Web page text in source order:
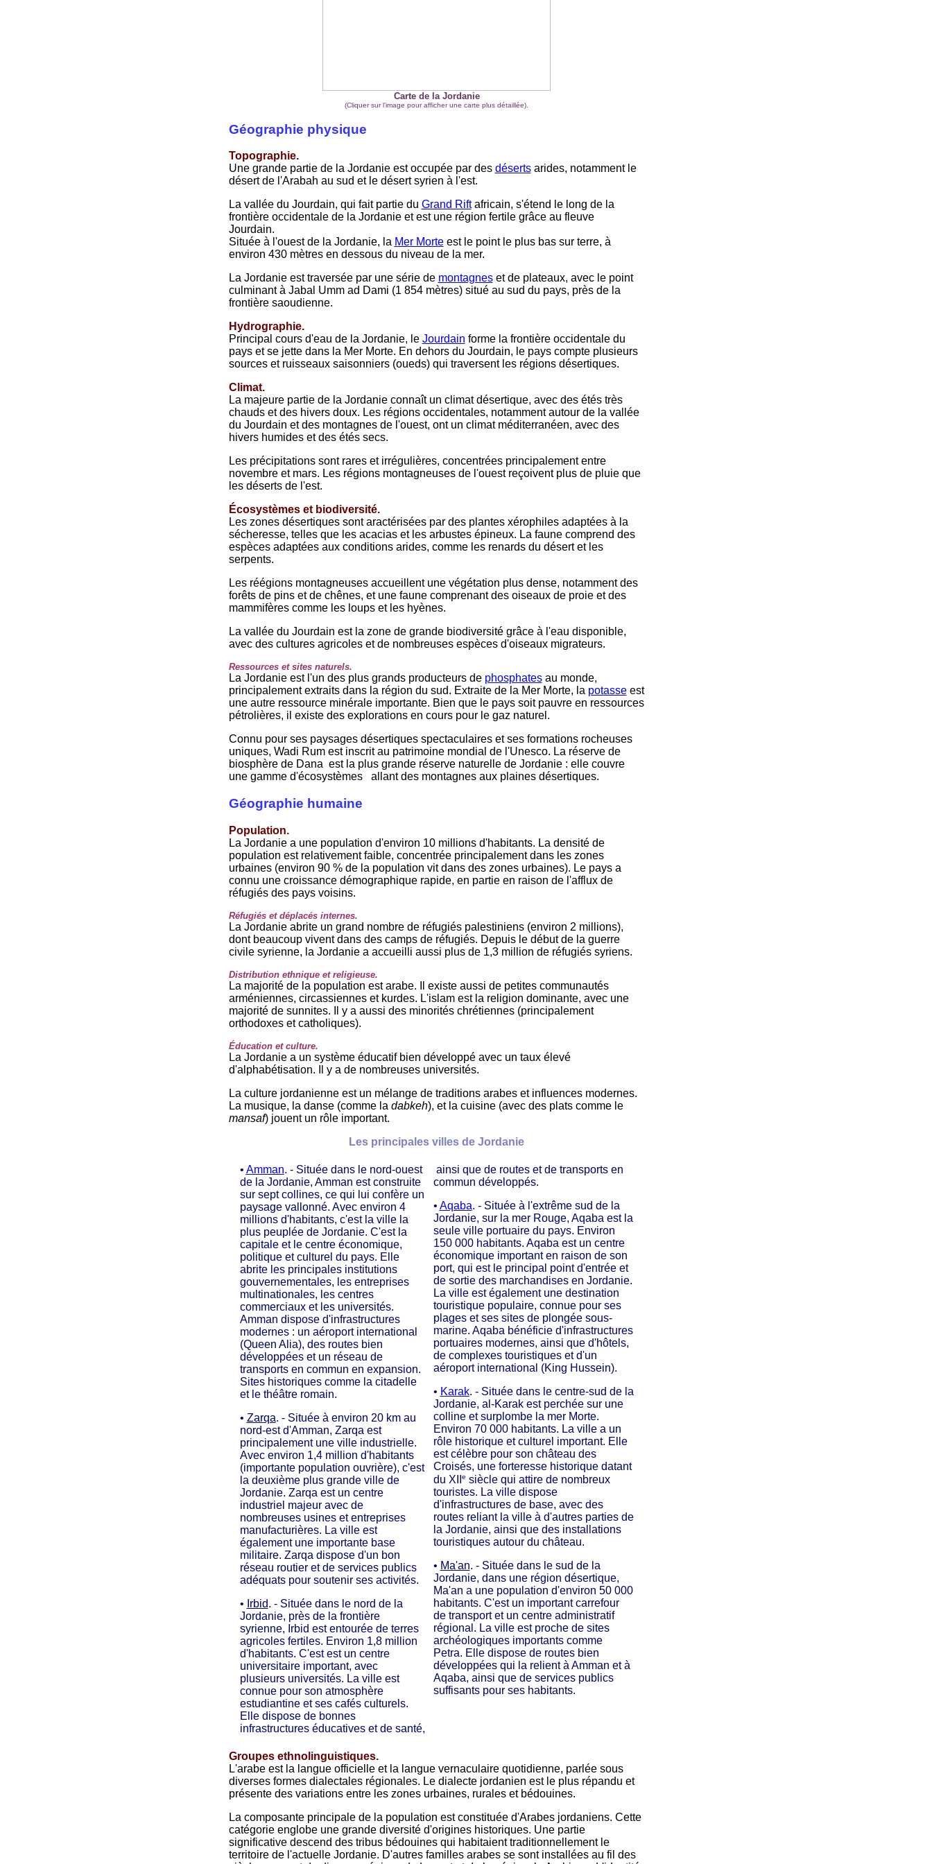
Carte de la Jordanie
(Cliquer sur l'image pour afficher une carte plus détaillée).
Géographie physique
Topographie.
Une grande partie de la Jordanie est occupée par des désertsarides, notamment le
désert de l'Arabah au sud et le désert syrien à l'est.
La vallée du Jourdain, qui fait partie du Grand Riftafricain, s'étend le long de la
frontière occidentale de la Jordanie et est une région fertile grâce au fleuve
Jourdain.
Située à l'ouest de la Jordanie, la Mer Morteest le point le plus bas sur terre, à
environ 430 mètres en dessous du niveau de la mer.
La Jordanie est traversée par une série de montagneset de plateaux, avec le point
culminant à Jabal Umm ad Dami (1 854 mètres) situé au sud du pays, près de la
frontière saoudienne.
Hydrographie.
Principal cours d'eau de la Jordanie, le Jourdain forme la frontière occidentale du
pays et se jette dans la Mer Morte. En dehors du Jourdain, le pays compte plusieurs
sources et ruisseaux saisonniers (oueds) qui traversent les régions désertiques.
Climat.
La majeure partie de la Jordanie connaît un climat désertique, avec des étés très
chauds et des hivers doux. Les régions occidentales, notamment autour de la vallée
du Jourdain et des montagnes de l'ouest, ont un climat méditerranéen, avec des
hivers humides et des étés secs.
Les précipitations sont rares et irrégulières, concentrées principalement entre
novembre et mars. Les régions montagneuses de l'ouest reçoivent plus de pluie que
les déserts de l'est.
Écosystèmes et biodiversité.
Les zones désertiques sont aractérisées par des plantes xérophiles adaptées à la
sécheresse, telles que les acacias et les arbustes épineux. La faune comprend des
espèces adaptées aux conditions arides, comme les renards du désert et les
serpents.
Les réégions montagneuses accueillent une végétation plus dense, notamment des
forêts de pins et de chênes, et une faune comprenant des oiseaux de proie et des
mammifères comme les loups et les hyènes.
La vallée du Jourdain est la zone de grande biodiversité grâce à l'eau disponible,
avec des cultures agricoles et de nombreuses espèces d'oiseaux migrateurs.
Ressources et sites naturels.
La Jordanie est l'un des plus grands producteurs de phosphatesau monde,
principalement extraits dans la région du sud. Extraite de la Mer Morte, la potasseest
une autre ressource minérale importante. Bien que le pays soit pauvre en ressources
pétrolières, il existe des explorations en cours pour le gaz naturel.
Connu pour ses paysages désertiques spectaculaires et ses formations rocheuses
uniques, Wadi Rum est inscrit au patrimoine mondial de l'Unesco. La réserve de
biosphère de Dana est la plus grande réserve naturelle de Jordanie : elle couvre
une gamme d'écosystèmes allant des montagnes aux plaines désertiques.
Géographie humaine
Population.
La Jordanie a une population d'environ 10 millions d'habitants. La densité de
population est relativement faible, concentrée principalement dans les zones
urbaines (environ 90 % de la population vit dans des zones urbaines). Le pays a
connu une croissance démographique rapide, en partie en raison de l'afflux de
réfugiés des pays voisins.
Réfugiés et déplacés internes.
La Jordanie abrite un grand nombre de réfugiés palestiniens (environ 2 millions),
dont beaucoup vivent dans des camps de réfugiés. Depuis le début de la guerre
civile syrienne, la Jordanie a accueilli aussi plus de 1,3 million de réfugiés syriens.
Distribution ethnique et religieuse.
La majorité de la population est arabe. Il existe aussi de petites communautés
arméniennes, circassiennes et kurdes. L'islam est la religion dominante, avec une
majorité de sunnites. Il y a aussi des minorités chrétiennes (principalement
orthodoxes et catholiques).
Éducation et culture.
La Jordanie a un système éducatif bien développé avec un taux élevé
d'alphabétisation. Il y a de nombreuses universités.
La culture jordanienne est un mélange de traditions arabes et influences modernes.
La musique, la danse (comme la dabkeh), et la cuisine (avec des plats comme le
mansaf) jouent un rôle important.
Les principales villes de Jordanie
• Amman. - Située dans le nord-ouest
de la Jordanie, Amman est construite
sur sept collines, ce qui lui confère un
paysage vallonné. Avec environ 4
millions d'habitants, c'est la ville la
plus peuplée de Jordanie. C'est la
capitale et le centre économique,
politique et culturel du pays. Elle
abrite les principales institutions
gouvernementales, les entreprises
multinationales, les centres
commerciaux et les universités.
Amman dispose d'infrastructures
modernes : un aéroport international
(Queen Alia), des routes bien
développées et un réseau de
transports en commun en expansion.
Sites historiques comme la citadelle
et le théâtre romain.
• Zarqa. - Située à environ 20 km au
nord-est d'Amman, Zarqa est
principalement une ville industrielle.
Avec environ 1,4 million d'habitants
(importante population ouvrière), c'est
la deuxième plus grande ville de
Jordanie. Zarqa est un centre
industriel majeur avec de
nombreuses usines et entreprises
manufacturières. La ville est
également une importante base
militaire. Zarqa dispose d'un bon
réseau routier et de services publics
adéquats pour soutenir ses activités.
• Irbid. - Située dans le nord de la
Jordanie, près de la frontière
syrienne, Irbid est entourée de terres
agricoles fertiles. Environ 1,8 million
d'habitants. C'est est un centre
universitaire important, avec
plusieurs universités. La ville est
connue pour son atmosphère
estudiantine et ses cafés culturels.
Elle dispose de bonnes
infrastructures éducatives et de santé,
ainsi que de routes et de transports en
commun développés.
• Aqaba. - Située à l'extrême sud de la
Jordanie, sur la mer Rouge, Aqaba est la
seule ville portuaire du pays. Environ
150. 000 habitants. Aqaba est un centre
économique important en raison de son
port, qui est le principal point d'entrée et
de sortie des marchandises en Jordanie.
La ville est également une destination
touristique populaire, connue pour ses
plages et ses sites de plongée sous-
marine. Aqaba bénéficie d'infrastructures
portuaires modernes, ainsi que d'hôtels,
de complexes touristiques et d'un
aéroport international (King Hussein).
• Karak. - Située dans le centre-sud de la
Jordanie, al-Karak est perchée sur une
colline et surplombe la mer Morte.
Environ 70 000 habitants. La ville a un
rôle historique et culturel important. Elle
est célèbre pour son château des
Croisés, une forteresse historique datant
du XII
e siècle qui attire de nombreux
touristes. La ville dispose
d'infrastructures de base, avec des
routes reliant la ville à d'autres parties de
la Jordanie, ainsi que des installations
touristiques autour du château.
• Ma'an. - Située dans le sud de la
Jordanie, dans une région désertique,
Ma'an a une population d'environ 50 000
habitants. C'est un important carrefour
de transport et un centre administratif
régional. La ville est proche de sites
archéologiques importants comme
Petra. Elle dispose de routes bien
développées qui la relient à Amman et à
Aqaba, ainsi que de services publics
suffisants pour ses habitants.
Groupes ethnolinguistiques.
L'arabe est la langue officielle et la langue vernaculaire quotidienne, parlée sous
diverses formes dialectales régionales. Le dialecte jordanien est le plus répandu et
présente des variations entre les zones urbaines, rurales et bédouines.
La composante principale de la population est constituée d'Arabes jordaniens. Cette
catégorie englobe une grande diversité d'origines historiques. Une partie
significative descend des tribus bédouines qui habitaient traditionnellement le
territoire de l'actuelle Jordanie. D'autres familles arabes se sont installées au fil des